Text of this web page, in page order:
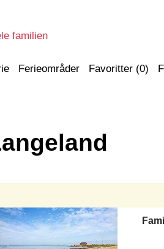
familien
Ferieområder Favoritter (0)